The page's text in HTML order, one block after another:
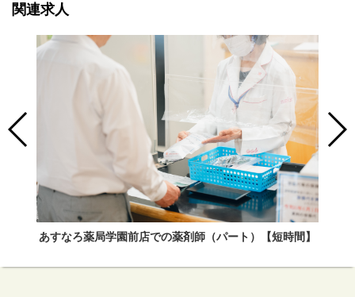
関連求人
あすなろ薬局学園前店での薬剤師（パート）【短時間】